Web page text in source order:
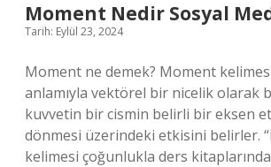
Moment Nedir Sosyal
Tarih: Eylül 23, 2024
Moment ne demek? Moment
anlamıyla vektörel bir nicelik olarak
kuvvetin bir cismin belirli bir eksen
dönmesi üzerindeki etkisini belirler.
kelimesi çoğunlukla ders